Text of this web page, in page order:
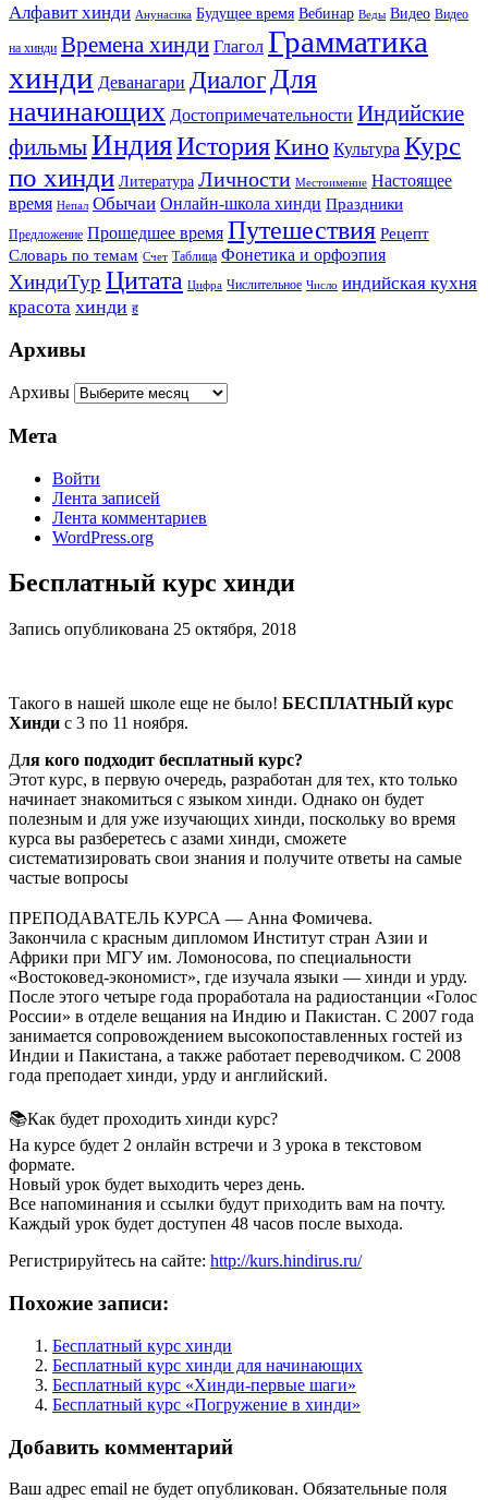
Алфавит хинди Анунасика Будущее время Вебинар Веды Видео Видео
на хинди Времена хинди Глагол Грамматика
хинди Деванагари Диалог Для
начинающих Достопримечательности Индийские
фильмыИндияИсторияКино Культура Курс
по хинди Литература Личности Местоимение Настоящее
время Непал Обычаи Онлайн-школа хинди Праздники
Предложение Прошедшее время Путешествия Рецепт
Словарь по темам Счет Таблица Фонетика и орфоэпия
ХиндиТур Цитата Цифра Числительное Число индийская кухня
красота хинди ह
Архивы
Архивы
Мета
Войти
Лента записей
Лента комментариев
WordPress.org
Бесплатный курс хинди
Запись опубликована 25 октября, 2018
Такого в нашей школе еще не было! БЕСПЛАТНЫЙ курс
Хинди с 3 по 11 ноября.
Для кого подходит бесплатный курс?
Этот курс, в первую очередь, разработан для тех, кто только
начинает знакомиться с языком хинди. Однако он будет
полезным и для уже изучающих хинди, поскольку во время
курса вы разберетесь с азами хинди, сможете
систематизировать свои знания и получите ответы на самые
частые вопросы
ПРЕПОДАВАТЕЛЬ КУРСА — Анна Фомичева.
Закончила с красным дипломом Институт стран Азии и
Африки при МГУ им. Ломоносова, по специальности
«Востоковед-экономист», где изучала языки — хинди и урду.
После этого четыре года проработала на радиостанции «Голос
России» в отделе вещания на Индию и Пакистан. С 2007 года
занимается сопровождением высокопоставленных гостей из
Индии и Пакистана, а также работает переводчиком. С 2008
года преподает хинди, урду и английский.
📚Как будет проходить хинди курс?
На курсе будет 2 онлайн встречи и 3 урока в текстовом
формате.
Новый урок будет выходить через день.
Все напоминания и ссылки будут приходить вам на почту.
Каждый урок будет доступен 48 часов после выхода.
Регистрируйтесь на сайте: http://kurs.hindirus.ru/
Похожие записи:
Бесплатный курс хинди
Бесплатный курс хинди для начинающих
Бесплатный курс «Хинди-первые шаги»
Бесплатный курс «Погружение в хинди»
Добавить комментарий
Ваш адрес email не будет опубликован. Обязательные поля